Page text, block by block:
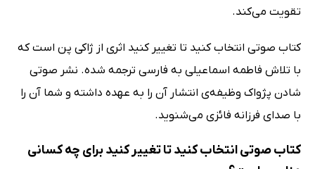
تقویت می‌کند.
کتاب صوتی انتخاب کنید تا تغییر کنید اثری از ژاکی پن است که
با تلاش فاطمه اسماعیلی به فارسی ترجمه شده. نشر صوتی
شادن پژواک وظیفه‌ی انتشار آن را به عهده داشته و شما آن را
با صدای فرزانه فائزی می‌شنوید.
کتاب صوتی انتخاب کنید تا تغییر کنید برای چه کسانی